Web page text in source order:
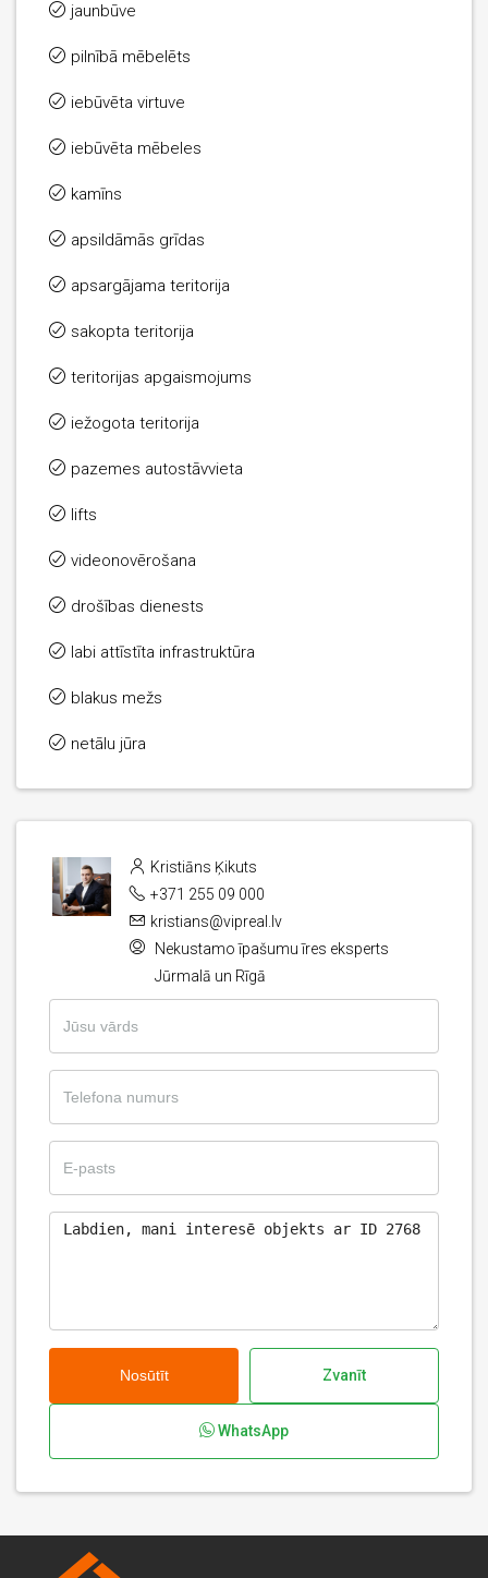
jaunbūve
pilnībā mēbelēts
iebūvēta virtuve
iebūvēta mēbeles
kamīns
apsildāmās grīdas
apsargājama teritorija
sakopta teritorija
teritorijas apgaismojums
iežogota teritorija
pazemes autostāvvieta
lifts
videonovērošana
drošības dienests
labi attīstīta infrastruktūra
blakus mežs
netālu jūra
Kristiāns Ķikuts
+371 255 09 000
kristians@vipreal.lv
Nekustamo īpašumu īres eksperts
Jūrmalā un Rīgā
Nosūtīt Zvanīt
WhatsApp